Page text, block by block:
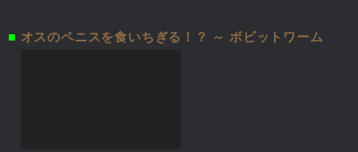
■ オスのペニスを食いちぎる！？ ～ ボビットワーム